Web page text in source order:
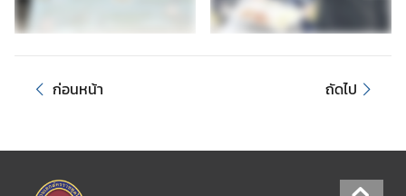
ป
ก่อนหน้า ถัดไป